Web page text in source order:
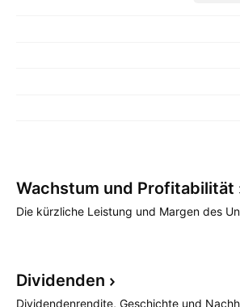
Wachstum und Profitabilität
Die kürzliche Leistung und Margen des
Dividenden
Dividendenrendite, Geschichte und